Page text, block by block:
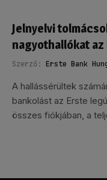
Jelnyelvi
nagyothallókat
Szerző: Erste Bank
A hallássérültek
bankolást az Erste
összes fiókjában, a